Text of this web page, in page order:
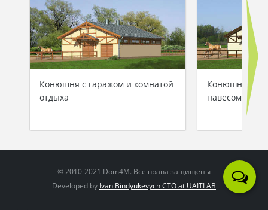
Конюшня с гаражом и комнатой
отдыха
Конюшня с
навесом
© 2010-2021 Dom4M. Все права защищены
Developed by Ivan Bindyukevych CTO at UAITLAB